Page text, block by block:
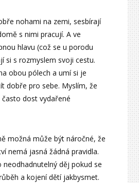
nohami na zemi, sesbírají
s nimi pracují. A ve
hlavu (což se u porodu
si s rozmyslem svoji cestu.
obou pólech a umí si je
dobře pro sebe. Myslím, že
dost vydařené
možná může být náročné, že
nemá jasná žádná pravidla.
děj pokud se
a kojení dětí jakbysmet.